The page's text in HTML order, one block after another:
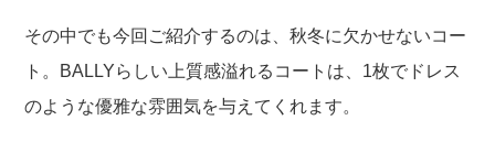
その中でも今回ご紹介するのは、秋冬に欠かせないコー
ト。BALLYらしい上質感溢れるコートは、1枚でドレス
のような優雅な雰囲気を与えてくれます。